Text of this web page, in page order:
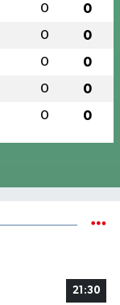
0 0
0 0
0 0
0 0
0 0
21:30